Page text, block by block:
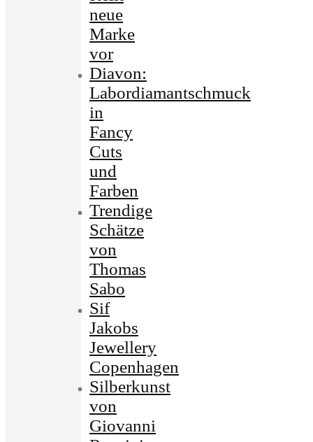
neue
Marke
vor
Diavon:
Labordiamantschmuck
in
Fancy
Cuts
und
Farben
Trendige
Schätze
von
Thomas
Sabo
Sif
Jakobs
Jewellery
Copenhagen
Silberkunst
von
Giovanni